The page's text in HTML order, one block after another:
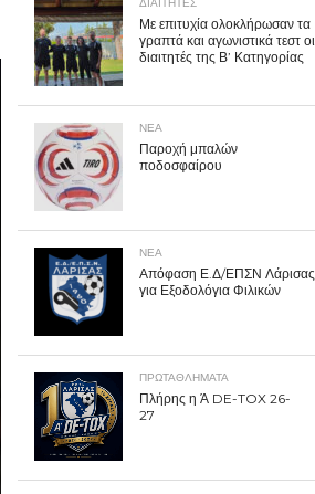
Με επιτυχία ολοκλήρωσαν τα
γραπτά και αγωνιστικά τεστ οι
διαιτητές της Β’ Κατηγορίας
ΝΕΑ
Παροχή μπαλών
ποδοσφαίρου
ΝΕΑ
Απόφαση Ε.Δ/ΕΠΣΝ Λάρισας
για Εξοδολόγια Φιλικών
ΠΡΩΤΑΘΛΉΜΑΤΑ
Πλήρης η Ά DE-TOX 26-
27